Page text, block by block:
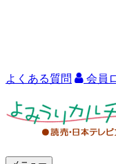
よくある質問 会員